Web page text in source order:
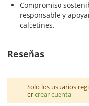
Compromiso
responsable y
calcetines.
Reseñas
Solo los usuarios
orcrear cuenta